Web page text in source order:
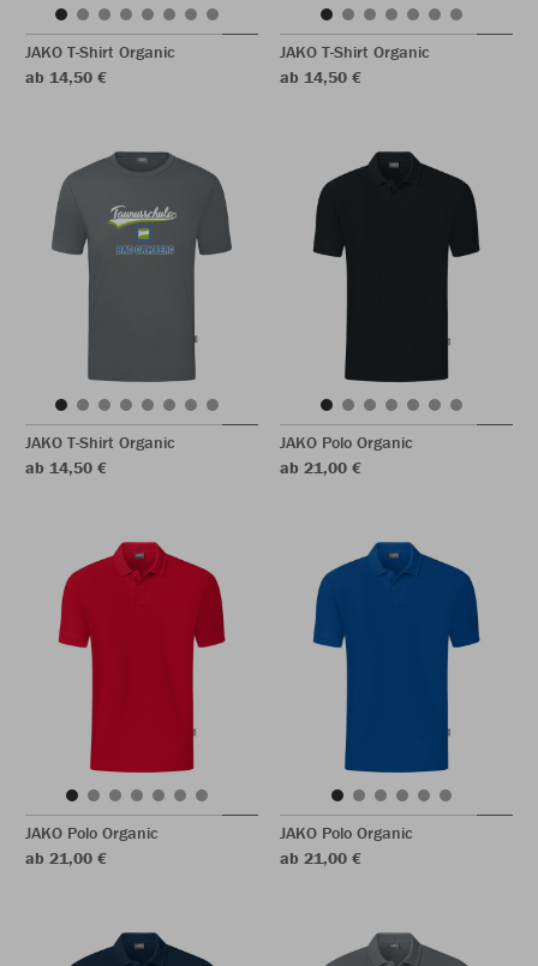
JAKO T-Shirt Organic
ab 14,50 €
JAKO T-Shirt Organic
ab 14,50 €
JAKO T-Shirt Organic
ab 14,50 €
JAKO Polo Organic
ab 21,00 €
JAKO Polo Organic
ab 21,00 €
JAKO Polo Organic
ab 21,00 €